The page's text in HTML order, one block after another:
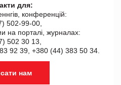
для:
конференцій:
502-99-00,
на порталі, журналах:
502 30 13,
92 39, +380 (44) 383 50 34.
нам